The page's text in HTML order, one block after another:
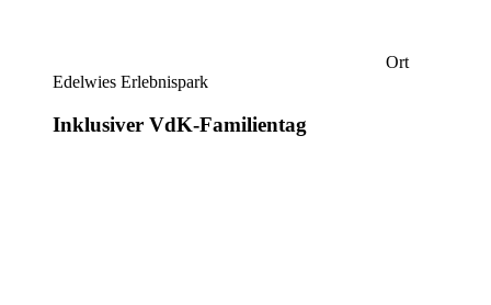
Ort
Edelwies Erlebnispark
Inklusiver VdK-Familientag